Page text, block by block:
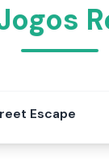
Escape